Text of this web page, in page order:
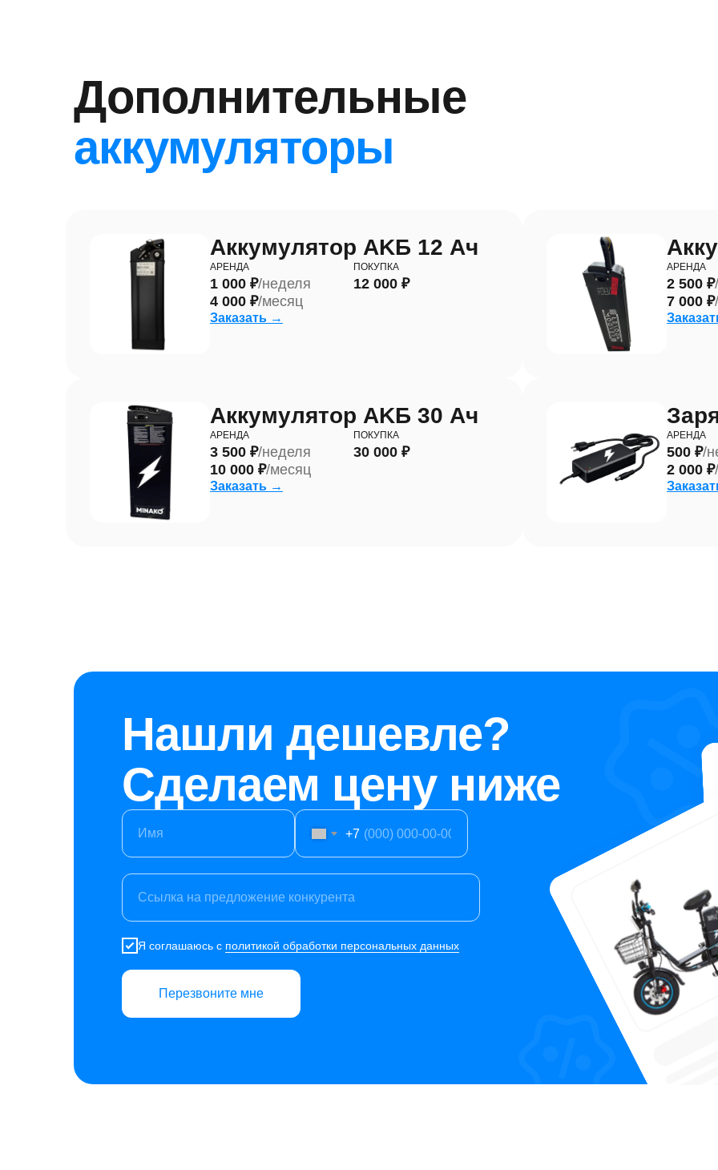
Аккумулятор AKБ 12 Ач
АРЕНДА
1 000 ₽/неделя
4 000 ₽/месяц
ПОКУПКА
12 000 ₽
Заказать →
АРЕНДА
2 500 ₽
7 000 ₽
Аккумулятор AKБ 30 Ач
АРЕНДА
3 500 ₽/неделя
10 000 ₽/месяц
ПОКУПКА
30 000 ₽
Заказать →
АРЕНДА
500 ₽/
2 000 ₽
Дополнительные
аккумуляторы
Нашли дешевле?
Сделаем цену ниже
Имя +7
Ссылка на предложение конкурента
Я соглашаюсь с политикой обработки персональных данных
Перезвоните мне